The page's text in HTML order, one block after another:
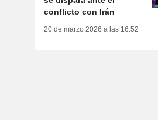
conflicto con Irán
20 de marzo 2026 a las 16:52